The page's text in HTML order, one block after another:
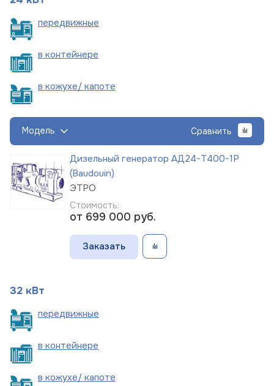
передвижные
в контейнере
в кожухе/ капоте
Модель Сравнить
Дизельный генератор АД24-Т400-1Р
(Baudouin)
ЭТРО
Стоимость:
от 699 000 руб.
Заказать
32 кВт
передвижные
в контейнере
в кожухе/ капоте